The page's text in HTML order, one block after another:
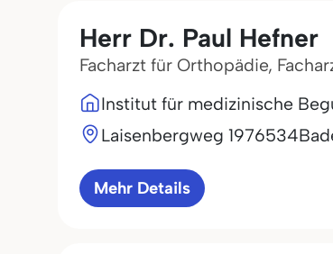
Herr Dr. Paul Hefner
Facharzt für Orthopädie,
Institut für medizinische
Laisenbergweg 1976534
Mehr Details